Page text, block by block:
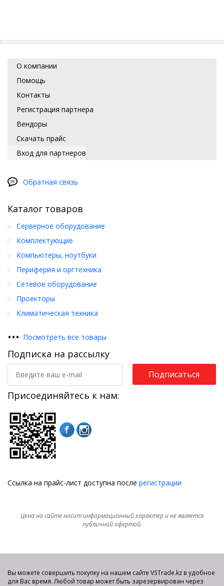
О компании
Помощь
Контакты
Регистрация партнера
Вендоры
Скачать прайс
Вход для партнеров
Обратная связь
Каталог товаров
Серверное оборудование
Комплектующие
Компьютеры, ноутбуки
Периферия и оргтехника
Сетевое оборудование
Проекторы
Климатическая техника
••• Посмотреть все товары
Подписка на рассылку
Подписаться
Присоединяйтесь к нам:
Ссылка на прайс-лист доступна после регистрации
Цена на сайте носит информационный характер и не является
публичной офертой.
Вы можете совершить покупку на нашем сайте VSTrade.kz в удобное
для Вас время. Любой товар может быть зарезервирован через